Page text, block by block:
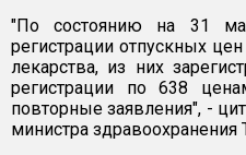
"По состоянию на 31
регистрации отпускных
лекарства, из них
регистрации по 638
повторные заявления", -
министра здравоохранения